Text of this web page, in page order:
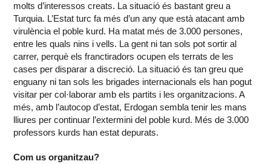
molts d’interessos creats. La situació és bastant greu a
Turquia. L’Estat turc fa més d’un any que està atacant amb
virulència el poble kurd. Ha matat més de 3.000 persones,
entre les quals nins i vells. La gent ni tan sols pot sortir al
carrer, perquè els franctiradors ocupen els terrats de les
cases per disparar a discreció. La situació és tan greu que
enguany ni tan sols les brigades internacionals els han pogut
visitar per col·laborar amb els partits i les organitzacions. A
més, amb l’autocop d’estat, Erdogan sembla tenir les mans
lliures per continuar l’extermini del poble kurd. Més de 3.000
professors kurds han estat depurats.
Com us organitzau?